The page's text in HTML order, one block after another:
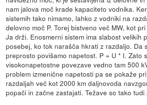
nam jalova moč krade kapaciteto vodnika.
sistemih tako nimamo, lahko z vodniki na
delovno moč P. Torej bistveno več MW, kot
Ja drži. Enosmerni sistem ima slabost velikih
posebej, ko tok narašča hkrati z razdaljo. Da
preprosto povišamo napetost. P = U * I. Zato
visokonapetostne povezave vedno tam 500
problem izmenične napetosti pa se pokaže
razdaljah več kot 2000 km daljnovoda
popači in začne zastajati. Težave so tako tudi